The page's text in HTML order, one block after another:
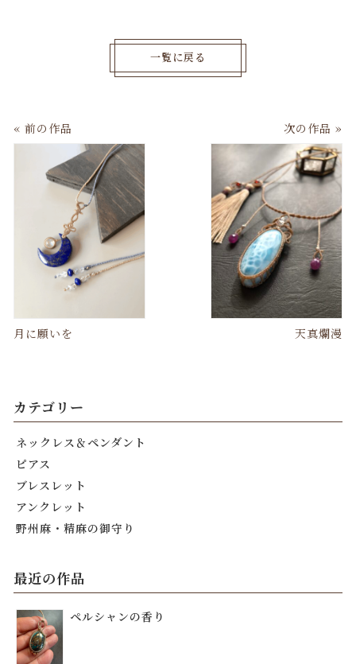
一覧に戻る
« 前の作品
月に願いを
次の作品 »
天真爛漫
カテゴリー
ネックレス＆ペンダント
ピアス
ブレスレット
アンクレット
野州麻・精麻の御守り
最近の作品
ペルシャンの香り